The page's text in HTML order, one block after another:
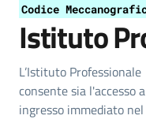
Codice
Istituto
Dettagli
L’Istituto
consente sia
ingresso immediato